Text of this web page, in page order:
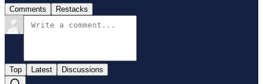
Comments Restacks
Top Latest Discussions